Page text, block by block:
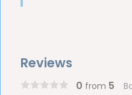
Reviews
0 from 5